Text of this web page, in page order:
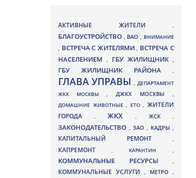
АКТИВНЫЕ ЖИТЕЛИ ,
БЛАГОУСТРОЙСТВО , ВАО , ВНИМАНИЕ
, ВСТРЕЧА С ЖИТЕЛЯМИ, ВСТРЕЧА С
НАСЕЛЕНИЕМ
, ГБУ ЖИЛИЩНИК ,
ГБУ ЖИЛИЩНИК РАЙОНА ,
ГЛАВА УПРАВЫ, ДЕПАРТАМЕНТ
ЖКХ МОСКВЫ,ДЖКХ МОСКВЫ ,
ДОМАШНИЕ ЖИВОТНЫЕ , ЕТО , ЖИТЕЛИ
ГОРОДА
, ЖКХ , ЖСК ,
ЗАКОНОДАТЕЛЬСТВО , ЗАО , КАДРЫ ,
КАПИТАЛЬНЫЙ РЕМОНТ ,
КАПРЕМОНТ , КАРАНТИН ,
КОММУНАЛЬНЫЕ РЕСУРСЫ ,
КОММУНАЛЬНЫЕ УСЛУГИ , МЕТРО ,